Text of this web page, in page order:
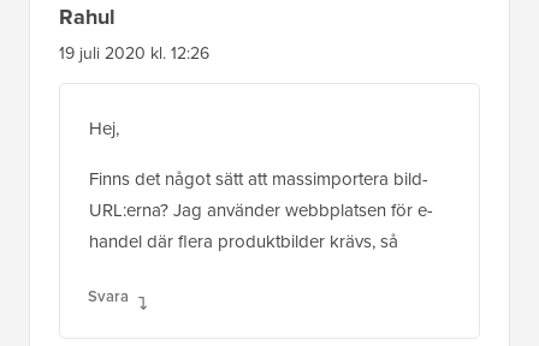
Rahul
19 juli 2020 kl. 12:26
Hej,
Finns det något sätt att massimportera bild-
URL:erna? Jag använder webbplatsen för e-
handel där flera produktbilder krävs, så
Svara